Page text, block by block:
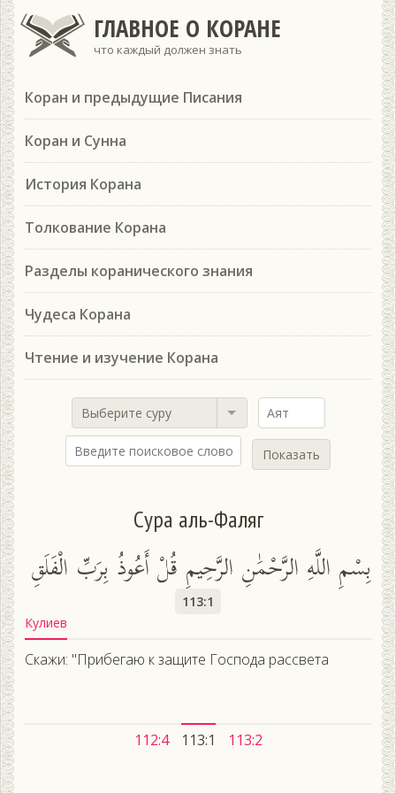
ГЛАВНОЕ О КОРАНЕ
что каждый должен знать
Коран и предыдущие Писания
Коран и Сунна
История Корана
Толкование Корана
Разделы коранического знания
Чудеса Корана
Чтение и изучение Корана
Выберите суру
Показать
Сура аль-Фаляг
بِسْمِ اللَّهِ الرَّحْمَٰنِ الرَّحِيمِ قُلْ أَعُوذُ بِرَبِّ الْفَلَقِ
113:1
Кулиев
Скажи: "Прибегаю к защите Господа рассвета
112:4 113:1 113:2